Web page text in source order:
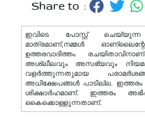
Share to :
ഇവിടെ പോസ്റ്റ് ചെയ്യുന്ന
മാത്രമാണ്,നമ്മൾ
ഉത്തരവാദിത്തം
അശ്ലീലവും അസഭ്യവും
വളര്‍ത്തുന്നതുമായ
അധിക്ഷേപങ്ങള്‍ പാടില്ല.
ശിക്ഷാര്‍ഹമാണ്. ഇത്തരം
കൈക്കൊള്ളുന്നതാണ്.